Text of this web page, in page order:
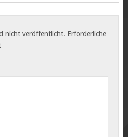
nicht veröffentlicht. Erforderliche